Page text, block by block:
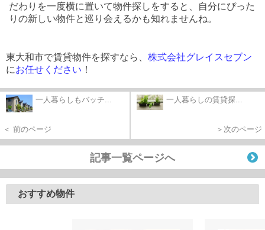
だわりを一度横に置いて物件探しをすると、自分にぴった
りの新しい物件と巡り会えるかも知れませんね。
東大和市で賃貸物件を探すなら、 株式会社グレイスセブン
にお任せください ！
一人暮らしもバッチ...
＜ 前のページ
一人暮らしの賃貸探...
＞次のページ
記事一覧ページへ
おすすめ物件